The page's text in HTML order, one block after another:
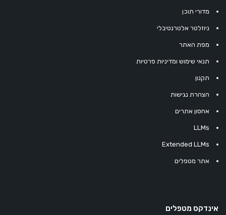
מדורי תוכן
ניוזלטר אלטרנטיבלי
מפת האתר
תנאי שימוש ומדיניות פרטיות
תקנון
הצהרת נגישות
אחסון אתרים
LLMs
Extended LLMs
אתר מטפלים
אינדקס מטפלים